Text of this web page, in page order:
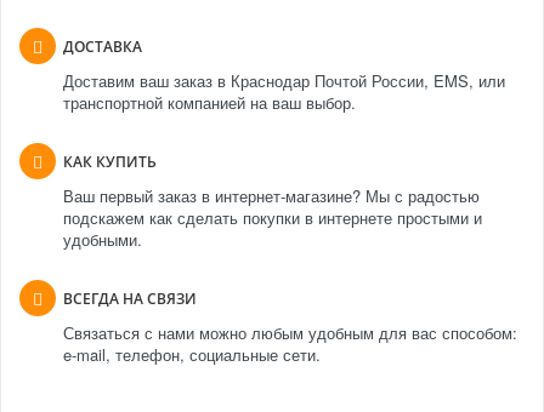
ДОСТАВКА
Доставим ваш заказ в Краснодар Почтой России, EMS, или
транспортной компанией на ваш выбор.
КАК КУПИТЬ
Ваш первый заказ в интернет-магазине? Мы с радостью
подскажем как сделать покупки в интернете простыми и
удобными.
ВСЕГДА НА СВЯЗИ
Связаться с нами можно любым удобным для вас способом:
e-mail, телефон, социальные сети.